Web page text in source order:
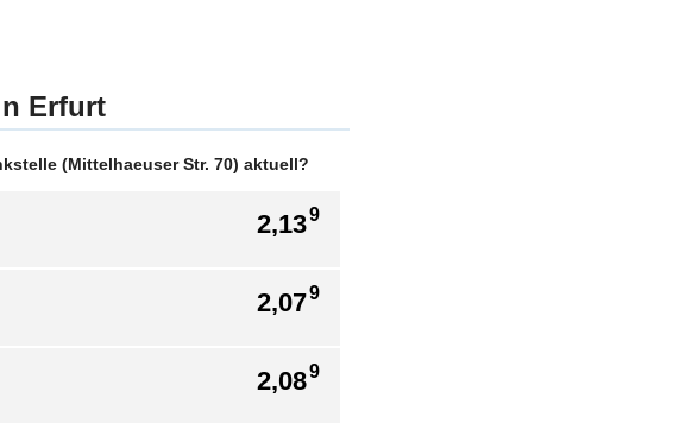
Erfurt
(Mittelhaeuser Str. 70) aktuell?
2,139
2,079
2,089